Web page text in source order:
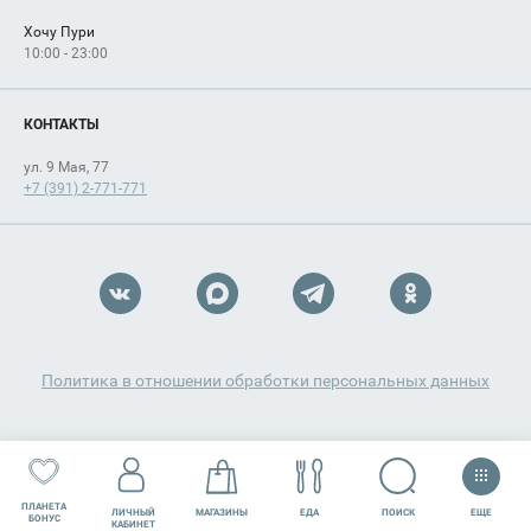
ПЛАНЕТА
БОНУС
ЛИЧНЫЙ
КАБИНЕТ
МАГАЗИНЫ ЕДА РАЗВЛЕЧЕНИЯ СЕРВИСЫ
ПОИСК ЕЩЕ
Хочу Пури
10:00 - 23:00
КОНТАКТЫ
ул. 9 Мая, 77
+7 (391) 2-771-771
Политика в отношении обработки персональных данных